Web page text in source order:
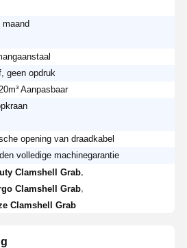
geen opdruk
Aanpasbaar
opening van draadkabel
volledige machinegarantie
Clamshell Grab
Clamshell Grab
Clamshell Grab